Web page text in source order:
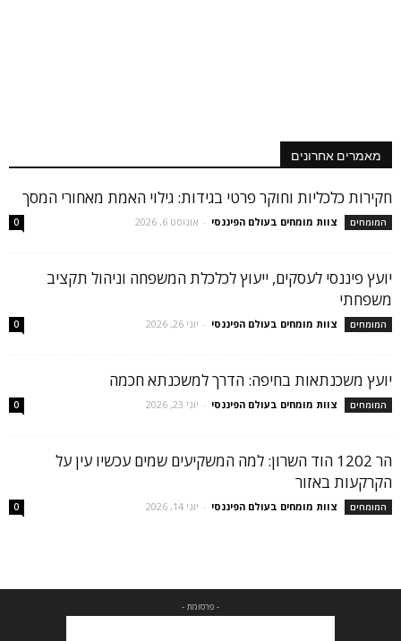
מאמרים אחרונים
חקירות כלכליות וחוקר פרטי בגידות: גילוי האמת מאחורי המסך
המומחים צוות מומחים בעולם הפיננסי - אוגוסט 6, 2026 0
יועץ פיננסי לעסקים, ייעוץ לכלכלת המשפחה וניהול תקציב
משפחתי
המומחים צוות מומחים בעולם הפיננסי - יוני 26, 2026 0
יועץ משכנתאות בחיפה: הדרך למשכנתא חכמה
המומחים צוות מומחים בעולם הפיננסי - יוני 23, 2026 0
הר 1202 הוד השרון: למה המשקיעים שמים עכשיו עין על
הקרקעות באזור
המומחים צוות מומחים בעולם הפיננסי - יוני 14, 2026 0
- פרסומת -